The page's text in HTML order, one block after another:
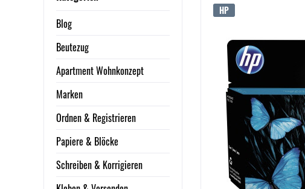
Blog
Beutezug
Apartment Wohnkonzept
Marken
Ordnen & Registrieren
Papiere & Blöcke
Schreiben & Korrigieren
HP